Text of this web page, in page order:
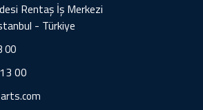
Rentaş İş Merkezi
- Türkiye
00
00